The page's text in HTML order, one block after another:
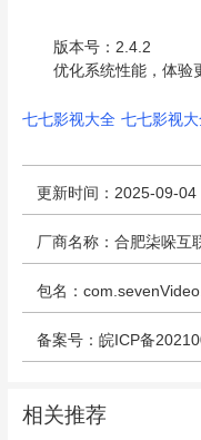
版本号：2.4.2
优化系统性能，体验更
七七影视大全 七七影视
更新时间：2025-09-04
厂商名称：合肥柒哚互
包名：
备案号：皖ICP备
相关推荐